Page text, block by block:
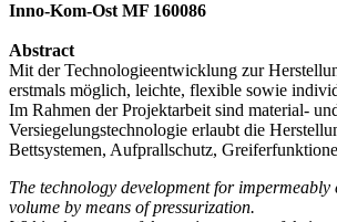
Inno-Kom-Ost MF 160086
Abstract
Mit der Technologieentwicklung zur
erstmals möglich, leichte, flexible sowie
Im Rahmen der Projektarbeit sind material‑
Versiegelungstechnologie erlaubt die
Bettsystemen, Aufprallschutz,
The technology development for
volume by means of pressurization.